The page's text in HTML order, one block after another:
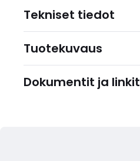
Tekniset tiedot
Tuotekuvaus
Dokumentit ja linkit